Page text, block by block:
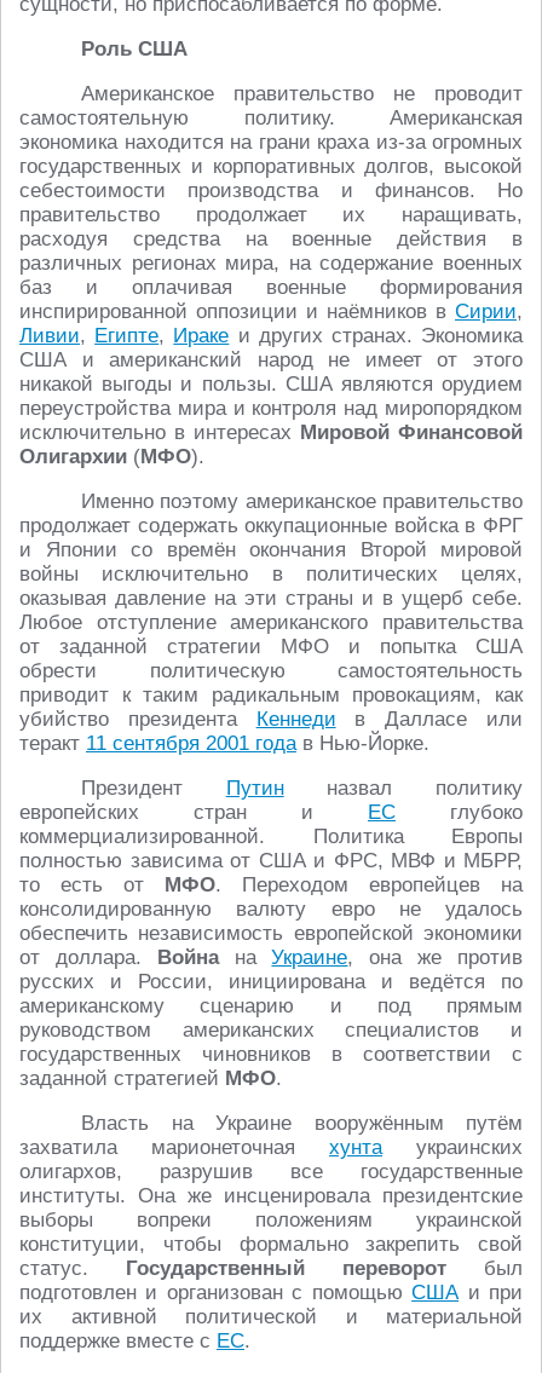
Роль США
Американское правительство не проводит
самостоятельную политику. Американская
экономика находится на грани краха из-за огромных
государственных и корпоративных долгов, высокой
себестоимости производства и финансов. Но
правительство продолжает их наращивать,
расходуя средства на военные действия в
различных регионах мира, на содержание военных
баз и оплачивая военные формирования
инспирированной оппозиции и наёмников в Сирии,
Ливии, Египте, Ираке и других странах. Экономика
США и американский народ не имеет от этого
никакой выгоды и пользы. США являются орудием
переустройства мира и контроля над миропорядком
исключительно в интересах Мировой Финансовой
Олигархии (МФО).
Именно поэтому американское правительство
продолжает содержать оккупационные войска в ФРГ
и Японии со времён окончания Второй мировой
войны исключительно в политических целях,
оказывая давление на эти страны и в ущерб себе.
Любое отступление американского правительства
от заданной стратегии МФО и попытка США
обрести политическую самостоятельность
приводит к таким радикальным провокациям, как
убийство президента Кеннеди в Далласе или
теракт 11 сентября 2001 годав Нью-Йорке.
Президент Путинназвал политику
европейских стран и ЕС глубоко
коммерциализированной. Политика Европы
полностью зависима от США и ФРС, МВФ и МБРР,
то есть от МФО. Переходом европейцев на
консолидированную валюту евро не удалось
обеспечить независимость европейской экономики
от доллара. ВойнанаУкраине, она же против
русских и России, инициирована и ведётся по
американскому сценарию и под прямым
руководством американских специалистов и
государственных чиновников в соответствии с
заданной стратегией МФО.
Власть на Украине вооружённым путём
захватила марионеточная хунтаукраинских
олигархов, разрушив все государственные
институты. Она же инсценировала президентские
выборы вопреки положениям украинской
конституции, чтобы формально закрепить свой
статус. Государственный переворот был
подготовлен и организован с помощьюСШАи при
их активной политической и материальной
поддержке вместе с ЕС.